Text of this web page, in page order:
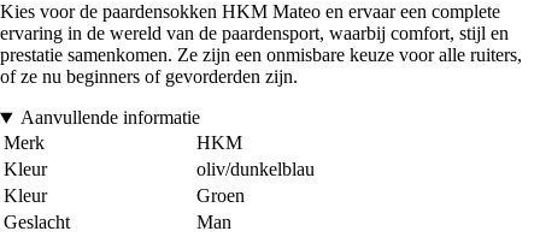
Kies voor de paardensokken HKM Mateo en ervaar een complete
ervaring in de wereld van de paardensport, waarbij comfort, stijl en
prestatie samenkomen. Ze zijn een onmisbare keuze voor alle ruiters,
of ze nu beginners of gevorderden zijn.
Aanvullende informatie
Merk
HKM
Kleur
oliv/dunkelblau
Kleur
Groen
Geslacht
Man